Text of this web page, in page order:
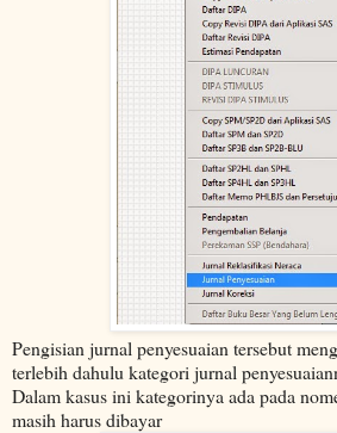
Pengisian jurnal penyesuaian tersebut
terlebih dahulu kategori jurnal
Dalam kasus ini kategorinya ada pada
masih harus dibayar